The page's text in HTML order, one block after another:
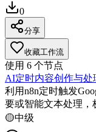
0
分享
收藏工作流
使用 6 个节点
AI定时内容创作与处
利用n8n定时触发
要或智能文本处理，
🟡中级